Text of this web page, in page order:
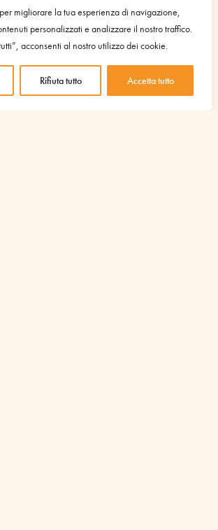
migliorare la tua esperienza di navigazione,
personalizzati e analizzare il nostro traffico.
acconsenti al nostro utilizzo dei cookie.
Rifiuta tutto Accetta tutto
a lungo compagni di strada, in
o meno.Anche per i bambini. Uno dei
nucleo familiare arrivato a novembre
Bambin Gesù per alcuni accertamenti:
timido, chiuso, che evita di guardare